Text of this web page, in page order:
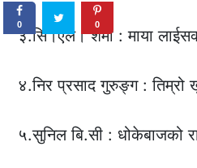
३.सि।एल। शर्मा : माया
४.निर प्रसाद गुरुङ्ग : तिम्रो
५.सुनिल बि.सी : धोकेबाजको
0 0